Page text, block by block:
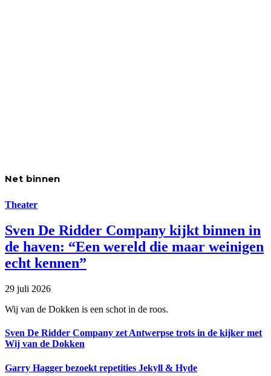
Net binnen
Theater
Sven De Ridder Company kijkt binnen in
de haven: “Een wereld die maar weinigen
echt kennen”
29 juli 2026
Wij van de Dokken is een schot in de roos.
Sven De Ridder Company zet Antwerpse trots in de kijker met
Wij van de Dokken
Garry Hagger bezoekt repetities Jekyll & Hyde